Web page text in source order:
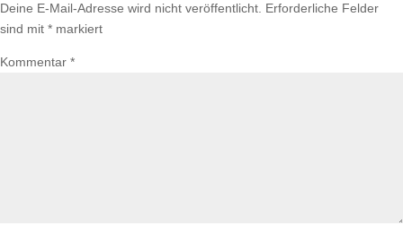
Deine E-Mail-Adresse wird nicht veröffentlicht. Erforderliche Felder
sind mit * markiert
Kommentar *